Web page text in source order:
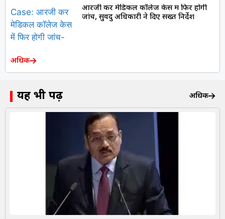
आरजी कर मेडिकल कॉलेज केस में फिर होगी
जांच, सुवेंदु अधिकारी ने दिए सख्त निर्देश
अधिक
यह भी पढ़ें अधिक